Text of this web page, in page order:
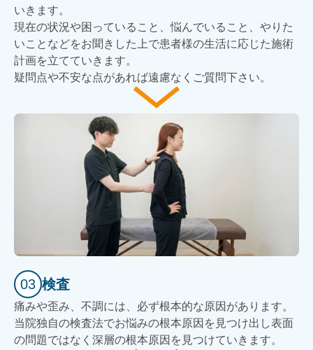
いきます。
現在の状況や困っていること、悩んでいること、やりた
いことなどをお聞きした上で患者様の生活に応じた施術
計画を立てていきます。
疑問点や不安な点があれば遠慮なくご質問下さい。
03 検査
痛みや歪み、不調には、必ず根本的な原因があります。
当院独自の検査法でお悩みの根本原因を見つけ出し表面
の問題ではなく深層の根本原因を見つけていきます。